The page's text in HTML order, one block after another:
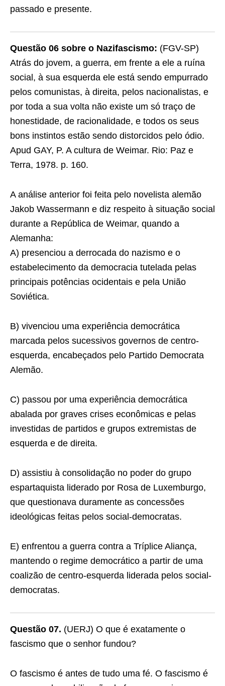
passado e presente.
Questão 06 sobre o Nazifascismo: (FGV-SP)
Atrás do jovem, a guerra, em frente a ele a ruína
social, à sua esquerda ele está sendo empurrado
pelos comunistas, à direita, pelos nacionalistas, e
por toda a sua volta não existe um só traço de
honestidade, de racionalidade, e todos os seus
bons instintos estão sendo distorcidos pelo ódio.
Apud GAY, P. A cultura de Weimar. Rio: Paz e
Terra, 1978. p. 160.
A análise anterior foi feita pelo novelista alemão
Jakob Wassermann e diz respeito à situação social
durante a República de Weimar, quando a
Alemanha:
A) presenciou a derrocada do nazismo e o
estabelecimento da democracia tutelada pelas
principais potências ocidentais e pela União
Soviética.
B) vivenciou uma experiência democrática
marcada pelos sucessivos governos de centro-
esquerda, encabeçados pelo Partido Democrata
Alemão.
C) passou por uma experiência democrática
abalada por graves crises econômicas e pelas
investidas de partidos e grupos extremistas de
esquerda e de direita.
D) assistiu à consolidação no poder do grupo
espartaquista liderado por Rosa de Luxemburgo,
que questionava duramente as concessões
ideológicas feitas pelos social-democratas.
E) enfrentou a guerra contra a Tríplice Aliança,
mantendo o regime democrático a partir de uma
coalizão de centro-esquerda liderada pelos social-
democratas.
Questão 07. (UERJ) O que é exatamente o
fascismo que o senhor fundou?
O fascismo é antes de tudo uma fé. O fascismo é